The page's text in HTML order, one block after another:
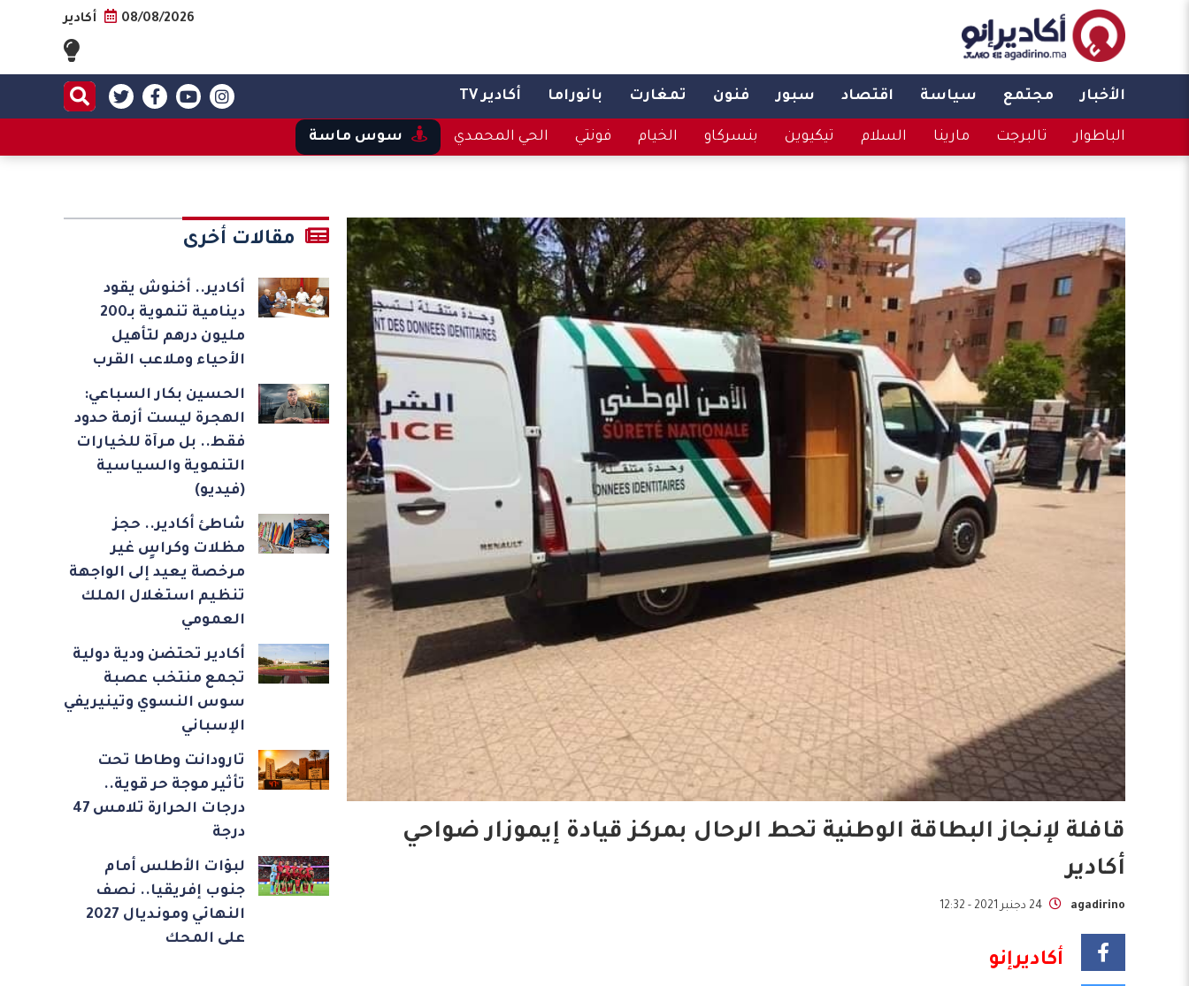
08/08/2026 أكادير
الأخبار مجتمع سياسة اقتصاد سبور فنون تمغارت بانوراما أكادير TV
الباطوار تالبرجت مارينا السلام تيكيوين بنسركاو الخيام فونتي الحي المحمدي سوس ماسة
قافلة لإنجاز البطاقة الوطنية تحط الرحال بمركز قيادة إيموزار ضواحي
أكادير
agadirino 24 دجنبر 2021 - 12:32
أكاديرإنو
مقالات أخرى
أكادير.. أخنوش يقود
دينامية تنموية بـ200
مليون درهم لتأهيل
الأحياء وملاعب القرب
الحسين بكار السباعي:
الهجرة ليست أزمة حدود
فقط.. بل مرآة للخيارات
التنموية والسياسية
(فيديو)
شاطئ أكادير.. حجز
مظلات وكراسٍ غير
مرخصة يعيد إلى الواجهة
تنظيم استغلال الملك
العمومي
أكادير تحتضن ودية دولية
تجمع منتخب عصبة
سوس النسوي وتينيريفي
الإسباني
تارودانت وطاطا تحت
تأثير موجة حر قوية..
درجات الحرارة تلامس 47
درجة
لبؤات الأطلس أمام
جنوب إفريقيا.. نصف
النهائي ومونديال 2027
على المحك